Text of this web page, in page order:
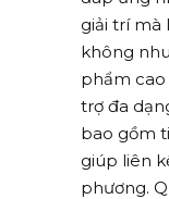
giải trí mà
không
phẩm cao
trợ đa
bao gồm
giúp liên
phương.